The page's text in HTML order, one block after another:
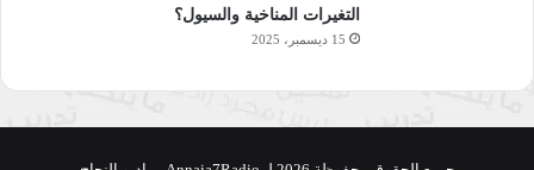
التغيرات المناخية والسيول؟
15 ديسمبر، 2025